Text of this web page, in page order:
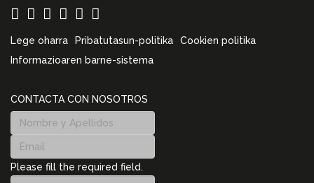
Lege oharra Pribatutasun-politika
Cookien politika
Informazioaren barne-sistema
CONTACTA CON NOSOTROS
Please fill the required field.